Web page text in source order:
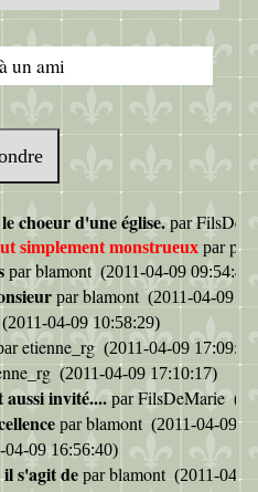
un ami
choeur d'une église. par
simplement monstrueux parptk
parblamont (2011-04-09 09:54:47)
parblamont (2011-04-09
(2011-04-09 10:58:29)
etienne_rg (2011-04-09
(2011-04-09 17:10:17)
invité....parFilsDeMarie
parblamont (2011-04-09
04-09 16:56:40)
s'agit de parblamont (2011-04-